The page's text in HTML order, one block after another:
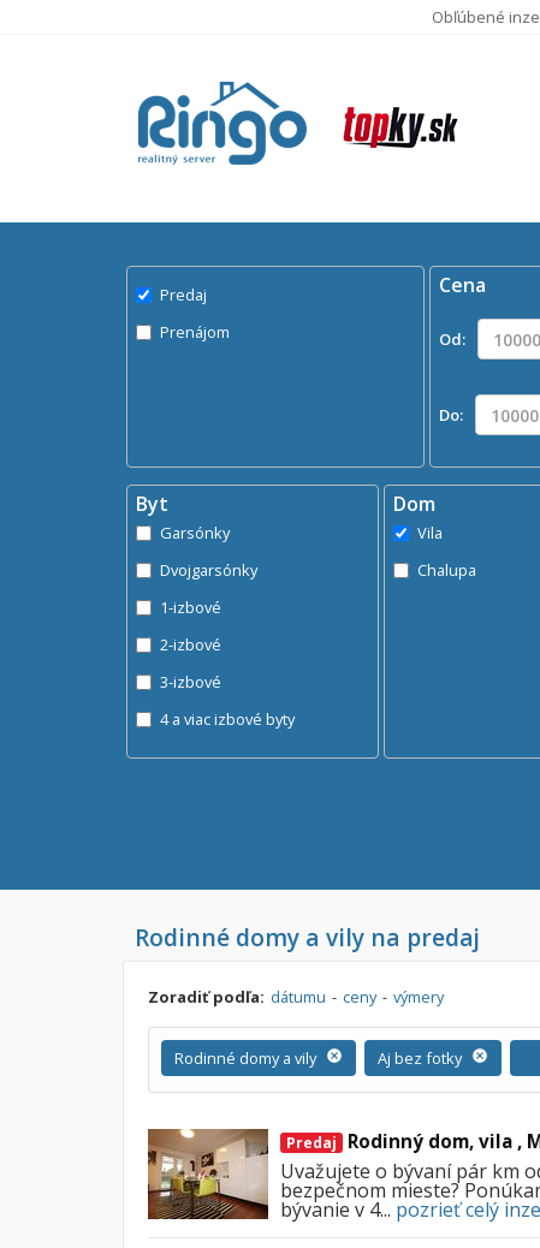
Obľúbené
Domy na
Predaj
Prenájom
Cena
Od:
Do:
Byt
Garsónky
Dvojgarsónky
1-izbové
2-izbové
3-izbové
4 a viac izbové byty
Dom
Vila
Chalupa
Rodinné domy a vily na predaj
Zoradiť podľa: dátumu - ceny - výmery
Rodinné domy a vily cancel Aj bez fotky cancel
Predaj Rodinný dom, vila ,
Uvažujete o bývaní pár km
bezpečnom mieste?
bývanie v 4... pozrieť celý